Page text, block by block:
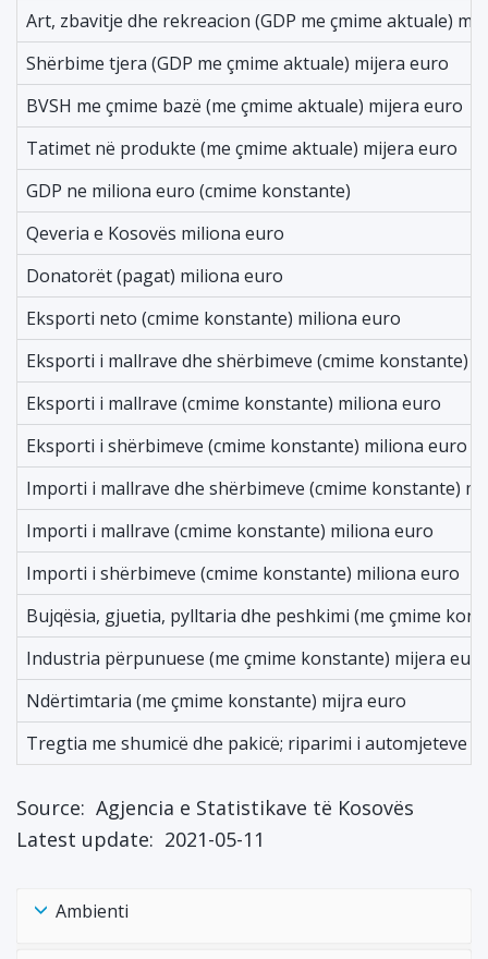
Art, zbavitje dhe rekreacion (GDP me çmime aktuale)
Shërbime tjera (GDP me çmime aktuale) mijera euro
BVSH me çmime bazë (me çmime aktuale) mijera euro
Tatimet në produkte (me çmime aktuale) mijera euro
GDP ne miliona euro (cmime konstante)
Qeveria e Kosovës miliona euro
Donatorët (pagat) miliona euro
Eksporti neto (cmime konstante) miliona euro
Eksporti i mallrave dhe shërbimeve (cmime konstante)
Eksporti i mallrave (cmime konstante) miliona euro
Eksporti i shërbimeve (cmime konstante) miliona euro
Importi i mallrave dhe shërbimeve (cmime konstante)
Importi i mallrave (cmime konstante) miliona euro
Importi i shërbimeve (cmime konstante) miliona euro
Bujqësia, gjuetia, pylltaria dhe peshkimi (me çmime
Industria përpunuese (me çmime konstante) mijera euro
Ndërtimtaria (me çmime konstante) mijra euro
Tregtia me shumicë dhe pakicë; riparimi i automjeteve
Source: Agjencia e Statistikave të Kosovës
Latest update: 2021-05-11
Ambienti